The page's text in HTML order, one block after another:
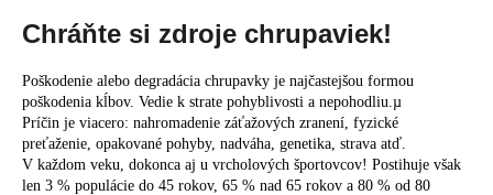
Chráňte si zdroje chrupaviek!
Poškodenie alebo degradácia chrupavky je najčastejšou formou
poškodenia kĺbov. Vedie k strate pohyblivosti a nepohodliu.µ
Príčin je viacero: nahromadenie záťažových zranení, fyzické
preťaženie, opakované pohyby, nadváha, genetika, strava atď.
V každom veku, dokonca aj u vrcholových športovcov! Postihuje však
len 3 % populácie do 45 rokov, 65 % nad 65 rokov a 80 % od 80